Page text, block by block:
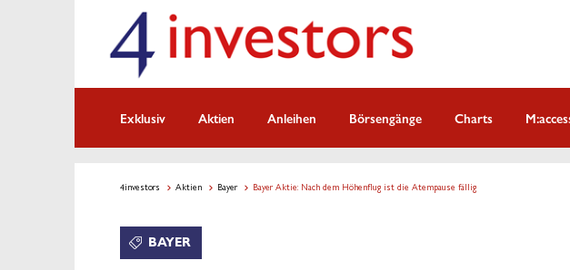
Exklusiv Aktien Anleihen Börsengänge Charts
4investors Aktien Bayer Bayer Aktie: Nach dem Höhenflug ist die Atempause fällig
BAYER